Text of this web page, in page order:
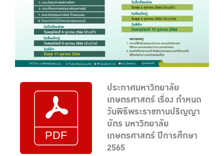
ประกาศมหาวิทยาลัย
เกษตรศาสตร์ เรื่อง กำหนด
วันพิธีพระราชทานปริญญา
บัตร มหาวิทยาลัย
เกษตรศาสตร์ ปีการศึกษา
2565